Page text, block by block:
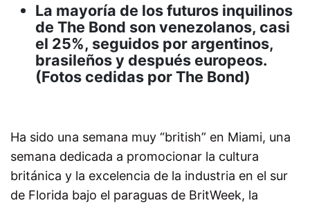
La mayoría de los futuros inquilinos
de The Bond son venezolanos, casi
el 25%, seguidos por argentinos,
brasileños y después europeos.
(Fotos cedidas por The Bond)
Ha sido una semana muy “british” en Miami, una
semana dedicada a promocionar la cultura
británica y la excelencia de la industria en el sur
de Florida bajo el paraguas de BritWeek, la